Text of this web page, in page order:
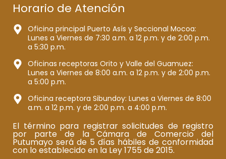
Horario de Atención
Oficina principal Puerto Asís y Seccional Mocoa:
Lunes a Viernes de 7:30 a.m. a 12 p.m. y de 2:00 p.m.
a 5:30 p.m.
Oficinas receptoras Orito y Valle del Guamuez:
Lunes a Viernes de 8:00 a.m. a 12 p.m. y de 2:00 p.m.
a 5:00 p.m.
Oficina receptora Sibundoy: Lunes a Viernes de 8:00
a.m. a 12 p.m. y de 2:00 p.m. a 4:00 p.m.
El término para registrar solicitudes de registro
por parte de la Cámara de Comercio del
Putumayo será de 5 días hábiles de conformidad
con lo establecido en la Ley 1755 de 2015.